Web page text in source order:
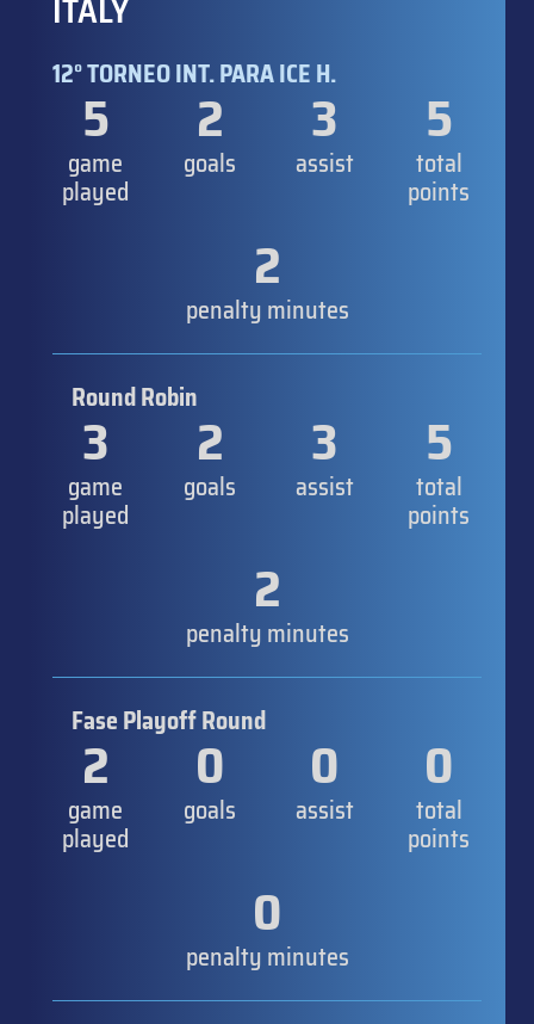
12° TORNEO INT. PARA ICE H.
5
game
played
2
goals
3
assist
5
total
points
2
penalty minutes
Round Robin
3
game
played
2
goals
3
assist
5
total
points
2
penalty minutes
Fase Playoff Round
2
game
played
0
goals
0
assist
0
total
points
0
penalty minutes